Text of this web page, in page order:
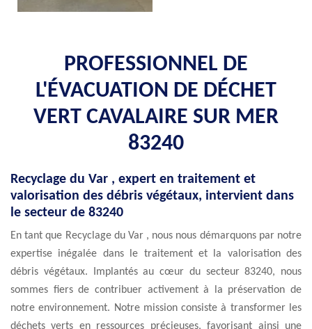
PROFESSIONNEL DE
L'ÉVACUATION DE DÉCHET
VERT CAVALAIRE SUR MER
83240
Recyclage du Var , expert en traitement et
valorisation des débris végétaux, intervient dans
le secteur de 83240
En tant que Recyclage du Var , nous nous démarquons par notre
expertise inégalée dans le traitement et la valorisation des
débris végétaux. Implantés au cœur du secteur 83240, nous
sommes fiers de contribuer activement à la préservation de
notre environnement. Notre mission consiste à transformer les
déchets verts en ressources précieuses, favorisant ainsi une